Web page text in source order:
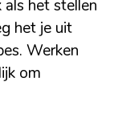
het stellen
het je uit
Werken
om